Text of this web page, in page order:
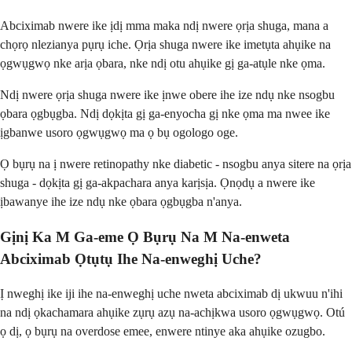
Abciximab nwere ike ịdị mma maka ndị nwere ọrịa shuga, mana a
chọrọ nlezianya pụrụ iche. Ọrịa shuga nwere ike imetụta ahụike na
ọgwụgwọ nke arịa ọbara, nke ndị otu ahụike gị ga-atụle nke ọma.
Ndị nwere ọrịa shuga nwere ike ịnwe obere ihe ize ndụ nke nsogbu
ọbara ọgbụgba. Ndị dọkịta gị ga-enyocha gị nke ọma ma nwee ike
ịgbanwe usoro ọgwụgwọ ma ọ bụ ogologo oge.
Ọ bụrụ na ị nwere retinopathy nke diabetic - nsogbu anya sitere na ọrịa
shuga - dọkịta gị ga-akpachara anya karịsịa. Ọnọdụ a nwere ike
ịbawanye ihe ize ndụ nke ọbara ọgbụgba n'anya.
Gịnị Ka M Ga-eme Ọ Bụrụ Na M Na-enweta
Abciximab Ọtụtụ Ihe Na-enweghị Uche?
Ị nweghị ike iji ihe na-enweghị uche nweta abciximab dị ukwuu n'ihi
na ndị ọkachamara ahụike zụrụ azụ na-achịkwa usoro ọgwụgwọ. Otú
ọ dị, ọ bụrụ na overdose emee, enwere ntinye aka ahụike ozugbo.